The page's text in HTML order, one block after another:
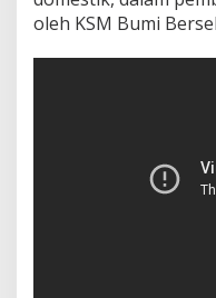
oleh KSM Bumi